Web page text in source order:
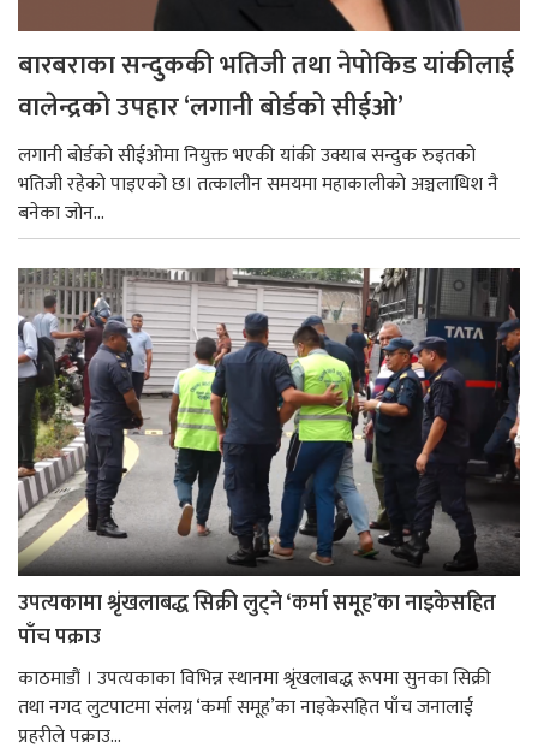
बारबराका सन्दुककी भतिजी तथा नेपोकिड यांकीलाई
वालेन्द्रको उपहार ‘लगानी बोर्डको सीईओ’
लगानी बोर्डको सीईओमा नियुक्त भएकी यांकी उक्याब सन्दुक रुइतको
भतिजी रहेको पाइएको छ। तत्कालीन समयमा महाकालीको अञ्चलाधिश नै
बनेका जोन...
उपत्यकामा श्रृंखलाबद्ध सिक्री लुट्ने ‘कर्मा समूह’का नाइकेसहित
पाँच पक्राउ
काठमाडौं । उपत्यकाका विभिन्न स्थानमा श्रृंखलाबद्ध रूपमा सुनका सिक्री
तथा नगद लुटपाटमा संलग्न ‘कर्मा समूह’का नाइकेसहित पाँच जनालाई
प्रहरीले पक्राउ...